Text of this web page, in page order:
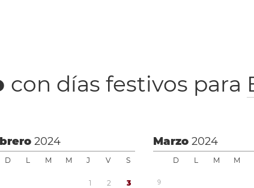
con días festivos para
2024
D L M M J V S
1 2 3
Marzo2024
D L M M
9